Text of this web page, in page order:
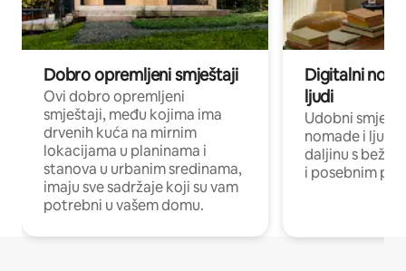
Dobro opremljeni smještaji
Ovi dobro opremljeni
smještaji, među kojima ima
drvenih kuća na mirnim
lokacijama u planinama i
stanova u urbanim sredinama,
imaju sve sadržaje koji su vam
potrebni u vašem domu.
Digitalni
ljudi
Udobni
nomade i ljude
daljinu s
i posebnim